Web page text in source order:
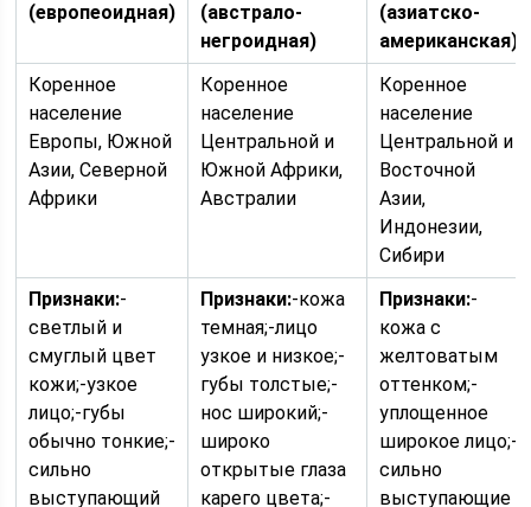
(европеоидная)
(австрало-
негроидная)
(азиатско-
американская)
Коренное
население
Европы, Южной
Азии, Северной
Африки
Коренное
население
Центральной и
Южной Африки,
Австралии
Коренное
население
Центральной и
Восточной
Азии,
Индонезии,
Сибири
Признаки:-
светлый и
смуглый цвет
кожи;-узкое
лицо;-губы
обычно тонкие;-
сильно
выступающий
Признаки:-кожа
темная;-лицо
узкое и низкое;-
губы толстые;-
нос широкий;-
широко
открытые глаза
карего цвета;-
Признаки:-
кожа с
желтоватым
оттенком;-
уплощенное
широкое лицо;-
сильно
выступающие